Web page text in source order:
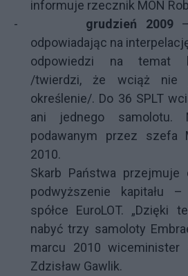
informuje rzecznik MON
-
grudzień 2009–
odpowiadając na
odpowiedzi na temat
/twierdzi, że wciąż nie
określenie/. Do 36 SPLT
ani jednego samolotu.
podawanym przez szefa
2010.
Skarb Państwa
podwyższenie kapitału
spółce EuroLOT. „Dzięki
nabyć trzy samoloty
marcu 2010 wiceminister
Zdzisław Gawlik.